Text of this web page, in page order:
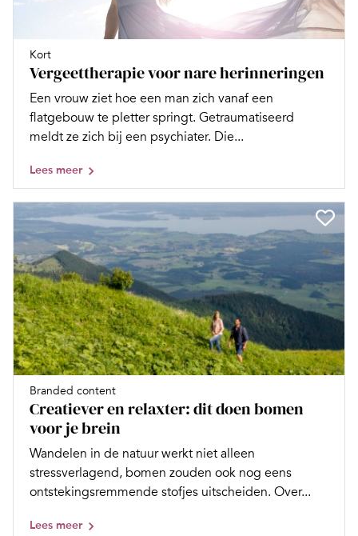
Kort
Vergeettherapie voor nare herinneringen
Een vrouw ziet hoe een man zich vanaf een
flatgebouw te pletter springt. Getraumatiseerd
meldt ze zich bij een psychiater. Die...
Lees meer
Branded content
Creatiever en relaxter: dit doen bomen
voor je brein
Wandelen in de natuur werkt niet alleen
stressverlagend, bomen zouden ook nog eens
ontstekingsremmende stofjes uitscheiden. Over...
Lees meer